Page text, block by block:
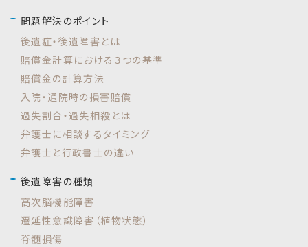
問題解決のポイント
後遺症・後遺障害とは
賠償金計算における３つの基準
賠償金の計算方法
入院・通院時の損害賠償
過失割合・過失相殺とは
弁護士に相談するタイミング
弁護士と行政書士の違い
後遺障害の種類
高次脳機能障害
遷延性意識障害（植物状態）
脊髄損傷